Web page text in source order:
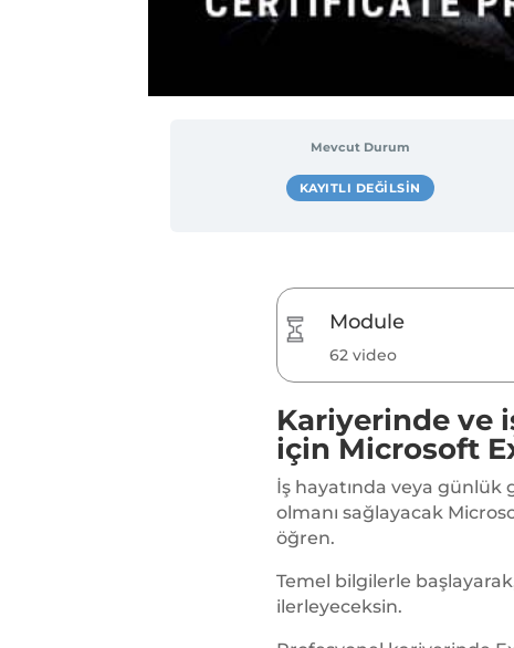
Mevcut Durum
KAYITLI DEĞILSIN
Module
62 video
Kariyerinde ve
için Microsoft
İş hayatında veya günlük
olmanı sağlayacak
öğren.
Temel bilgilerle
ilerleyeceksin.